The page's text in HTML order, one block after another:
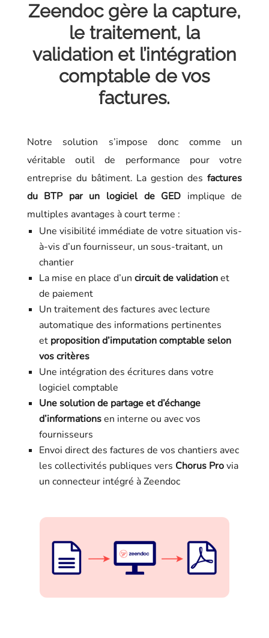
Zeendoc gère la capture,
le traitement, la
validation et l’intégration
comptable de vos
factures.
Notre solution s’impose donc comme un
véritable outil de performance pour votre
entreprise du bâtiment. La gestion desfactures
du BTP par un logiciel de GED implique de
multiples avantages à court terme :
Une visibilité immédiate de votre situation vis-
à-vis d’un fournisseur, un sous-traitant, un
chantier
La mise en place d’un circuit de validationet
de paiement
Un traitement des factures avec lecture
automatique des informations pertinentes
et proposition d’imputation comptable selon
vos critères
Une intégration des écritures dans votre
logiciel comptable
Une solution de partage et d’échange
d’informationsen interne ou avec vos
fournisseurs
Envoi direct des factures de vos chantiers avec
les collectivités publiques vers Chorus Provia
un connecteur intégré à Zeendoc